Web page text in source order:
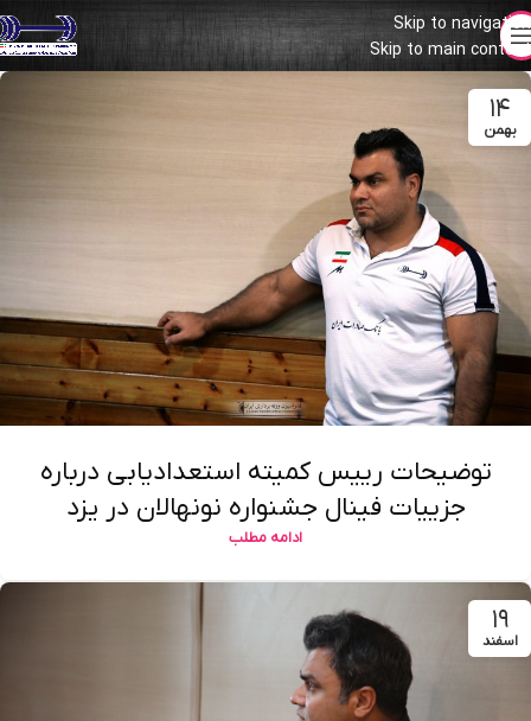
Skip to navigation
Skip to main content
۱۴
بهمن
توضیحات رییس کمیته استعدادیابی درباره
جزییات فینال جشنواره نونهالان در یزد
ادامه مطلب
۱۹
اسفند